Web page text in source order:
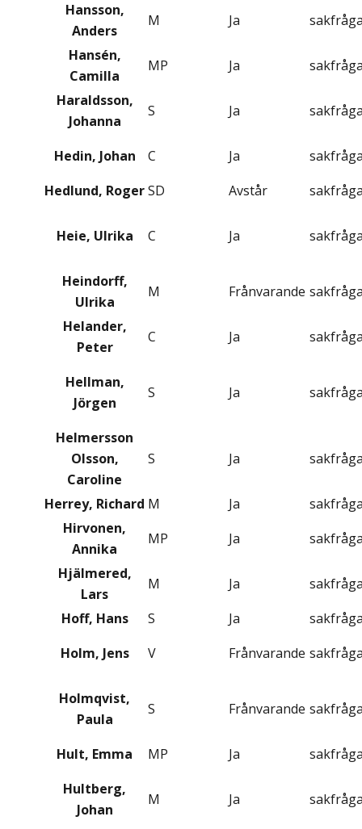
Hansson,
Anders
M Ja
Hansén,
Camilla
MP Ja
Haraldsson,
Johanna
S Ja
Hedin, Johan C Ja
Hedlund, RogerSD Avstår
Heie, Ulrika C Ja
Heindorff,
Ulrika
M Frånvarande
Helander,
Peter
C Ja
Hellman,
Jörgen
S Ja
Helmersson
Olsson,
Caroline
S Ja
Herrey, Richard M Ja
Hirvonen,
Annika
MP Ja
Hjälmered,
Lars
M Ja
Hoff, Hans
S Ja
Holm, Jens
V Frånvarande
Holmqvist,
Paula
S Frånvarande
Hult, Emma MP Ja
Hultberg,
Johan
M Ja